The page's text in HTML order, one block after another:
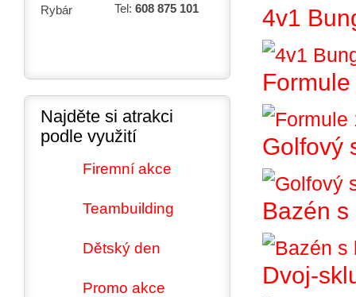
4v1
Golfový
Bazén
Dvoj-
Tel: 608 875 101
Najděte si atrakci
podle využití
Firemní akce
Teambuilding
Dětský den
Promo akce